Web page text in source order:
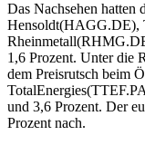
Das Nachsehen hatten
1,6 Prozent. Unter die
dem Preisrutsch beim
und 3,6 Prozent. Der
Prozent nach.